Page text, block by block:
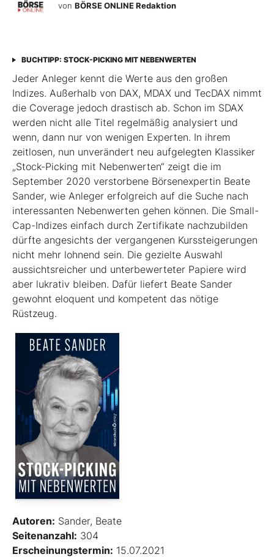
von BÖRSE ONLINE Redaktion
BUCHTIPP: STOCK-PICKING MIT NEBENWERTEN
Jeder Anleger kennt die Werte aus den großen
Indizes. Außerhalb von DAX, MDAX und TecDAX nimmt
die Coverage jedoch drastisch ab. Schon im SDAX
werden nicht alle Titel regel­mäßig analysiert und
wenn, dann nur von wenigen Experten. In ihrem
zeitlosen, nun unverändert neu aufgelegten Klassiker
„Stock-Picking mit Nebenwerten“ zeigt die im
September 2020 verstorbene Börsenexpertin Beate
Sander, wie Anleger erfolgreich auf die Suche nach
interessanten Nebenwerten gehen können. Die Small-
Cap-Indizes einfach durch Zertifikate nachzubilden
dürfte angesichts der vergangenen Kurssteiger­ungen
nicht mehr lohnend sein. Die gezielte Auswahl
aussichtsreicher und unterbewerteter Papiere wird
aber lukrativ bleiben. Dafür liefert Beate Sander
gewohnt eloquent und kompetent das nötige
Rüstzeug.
Autoren: Sander, Beate
Seitenanzahl: 304
Erscheinungstermin: 15.07.2021